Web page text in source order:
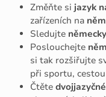
Změňte si jazyk
zařízeních na
Sledujte
Poslouchejte
si tak rozšiřujte
při sportu,
Čtěte